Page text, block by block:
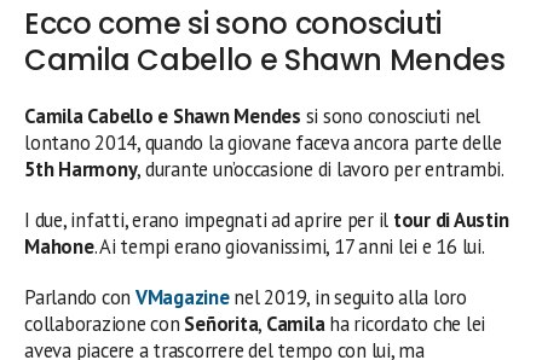
Ecco come si sono conosciuti
Camila Cabello e Shawn Mendes
Camila Cabello e Shawn Mendes si sono conosciuti nel
lontano 2014, quando la giovane faceva ancora parte delle
5th Harmony, durante un’occasione di lavoro per entrambi.
I due, infatti, erano impegnati ad aprire per il tour di Austin
Mahone. Ai tempi erano giovanissimi, 17 anni lei e 16 lui.
Parlando con VMagazinenel 2019, in seguito alla loro
collaborazione con Señorita, Camilaha ricordato che lei
aveva piacere a trascorrere del tempo con lui, ma